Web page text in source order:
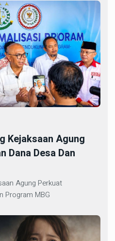
Kejaksaan Agung
Dana Desa Dan
Agung Perkuat
Program MBG